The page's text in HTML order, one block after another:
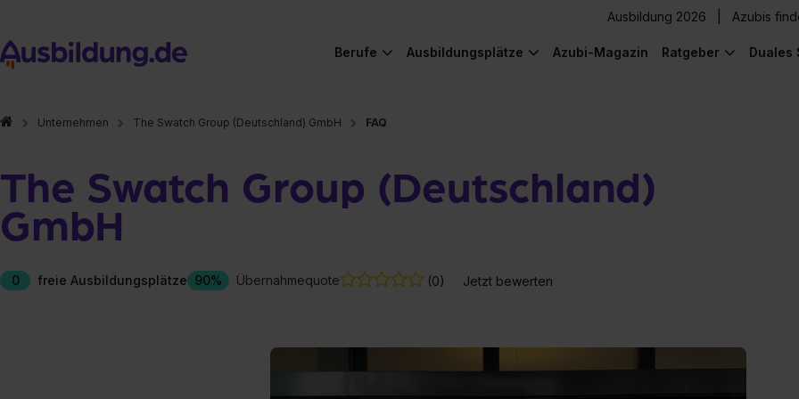
Ausbildung 2026 Azubis
Berufe Ausbildungsplätze Azubi-Magazin Ratgeber Duales
Unternehmen The Swatch Group (Deutschland) GmbH FAQ
The Swatch Group (Deutschland)
GmbH
0 freie Ausbildungsplätze 90% Übernahmequote (0) Jetzt bewerten